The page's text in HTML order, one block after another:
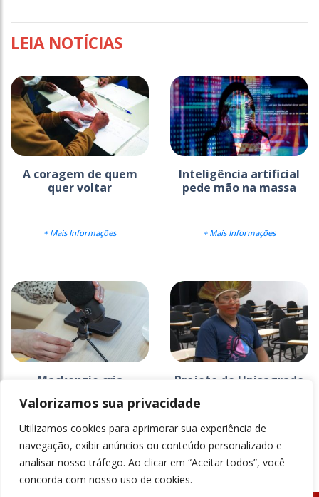
Valorizamos sua privacidade
Utilizamos cookies para aprimorar sua experiência de
navegação, exibir anúncios ou conteúdo personalizado e
analisar nosso tráfego. Ao clicar em “Aceitar todos”, você
concorda com nosso uso de cookies.
LEIA NOTÍCIAS
A coragem de quem
quer voltar
+ Mais Informações
Inteligência artificial
pede mão na massa
+ Mais Informações
Mackenzie cria
comunicar a ciência
+ Mais Informações
Projeto do Unisagrado
documentário
+ Mais Informações